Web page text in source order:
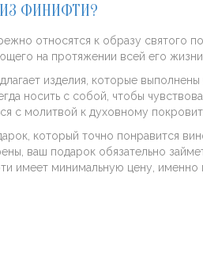
ИЗ ФИНИФТИ?
относятся к образу святого
на протяжении всей его
изделия, которые
носить с собой, чтобы
с молитвой к духовному
который точно понравится
ваш подарок обязательно
имеет минимальную цену, именно